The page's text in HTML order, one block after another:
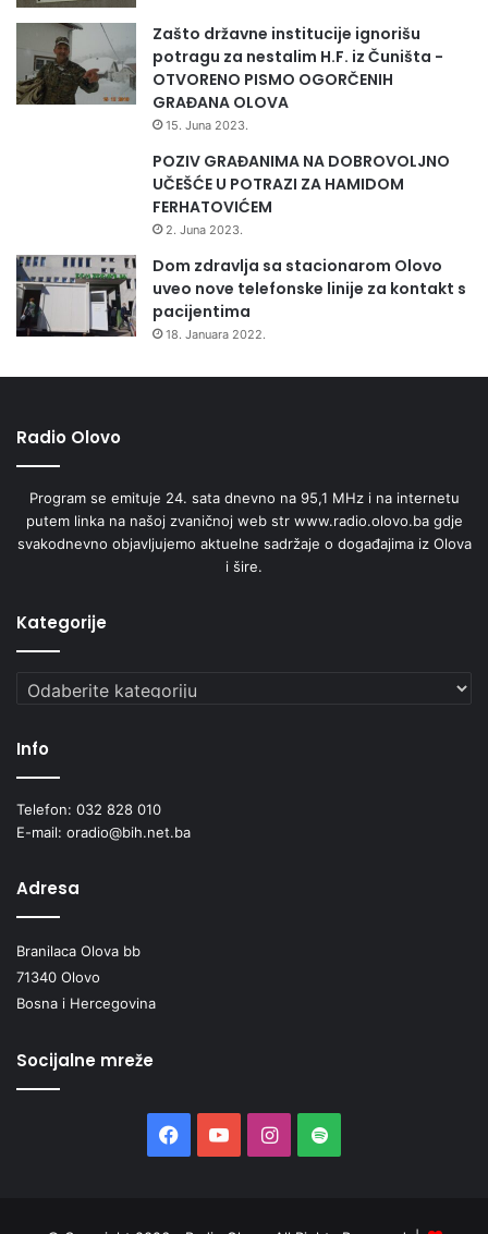
Zašto državne institucije ignorišu
potragu za nestalim H.F. iz Čuništa -
OTVORENO PISMO OGORČENIH
GRAĐANA OLOVA
15. Juna 2023.
POZIV GRAĐANIMA NA DOBROVOLJNO
UČEŠĆE U POTRAZI ZA HAMIDOM
FERHATOVIĆEM
2. Juna 2023.
Dom zdravlja sa stacionarom Olovo
uveo nove telefonske linije za kontakt s
pacijentima
18. Januara 2022.
Radio Olovo
Program se emituje 24. sata dnevno na 95,1 MHz i na internetu
putem linka na našoj zvaničnoj web str www.radio.olovo.ba gdje
svakodnevno objavljujemo aktuelne sadržaje o događajima iz Olova
i šire.
Kategorije
Kategorije
Info
Telefon: 032 828 010
E-mail: oradio@bih.net.ba
Adresa
Branilaca Olova bb
71340 Olovo
Bosna i Hercegovina
Socijalne mreže
Facebook
YouTubeInstagram
Spotify